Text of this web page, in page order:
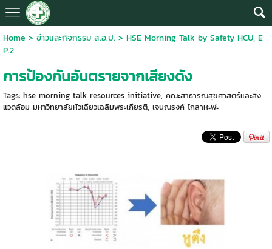
Home > ข่าวและกิจกรรม ส.อ.ป. > HSE Morning Talk by Safety HCU, E
P.2
การป้องกันอันตรายจากเสียงดัง
Tags: hse morning talk resources initiative, คณะสาธารณสุขศาสตร์และสิ่ง
แวดล้อม มหาวิทยาลัยหัวเฉียวเฉลิมพระเกียรติ, เจนณรงค์ โกลาหะฬะ